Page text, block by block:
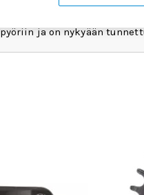
perustajat alkoivat
saavutuksesi
ja on nykyään